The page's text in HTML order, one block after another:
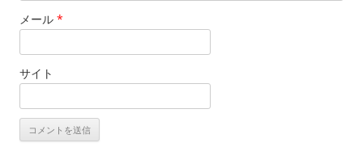
メール *
サイト